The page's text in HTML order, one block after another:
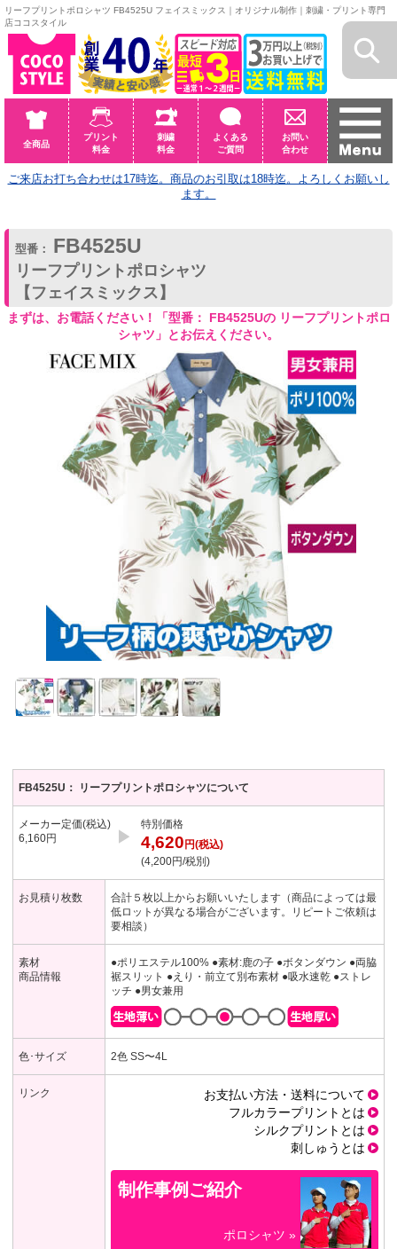
リーフプリントポロシャツ FB4525U フェイスミックス｜オリジナル制作｜刺繍・プリント専門
店ココスタイル
全商品
プリント
料金
刺繍
料金
よくある
ご質問
お問い
合わせ
ご来店お打ち合わせは17時迄。商品のお引取は18時迄。よろしくお願いし
ます。
型番： FB4525U
リーフプリントポロシャツ
【フェイスミックス】
まずは、お電話ください！「型番： FB4525Uの リーフプリントポロ
シャツ」とお伝えください。
FB4525U： リーフプリントポロシャツについて
メーカー定価(税込)
6,160円
▶︎
特別価格
4,620 円(税込)
(4,200円/税別)
お見積り枚数
合計５枚以上からお願いいたします（商品によっては最
低ロットが異なる場合がございます。リピートご依頼は
要相談）
素材
商品情報
●ポリエステル100%●素材:鹿の子●ボタンダウン ●両脇
裾スリット ●えり・前立て別布素材●吸水速乾●ストレ
ッチ ●男女兼用
色･サイズ 2色 SS〜4L
リンク
お支払い方法・送料について
フルカラープリントとは
シルクプリントとは
刺しゅうとは
制作事例ご紹介
ポロシャツ »